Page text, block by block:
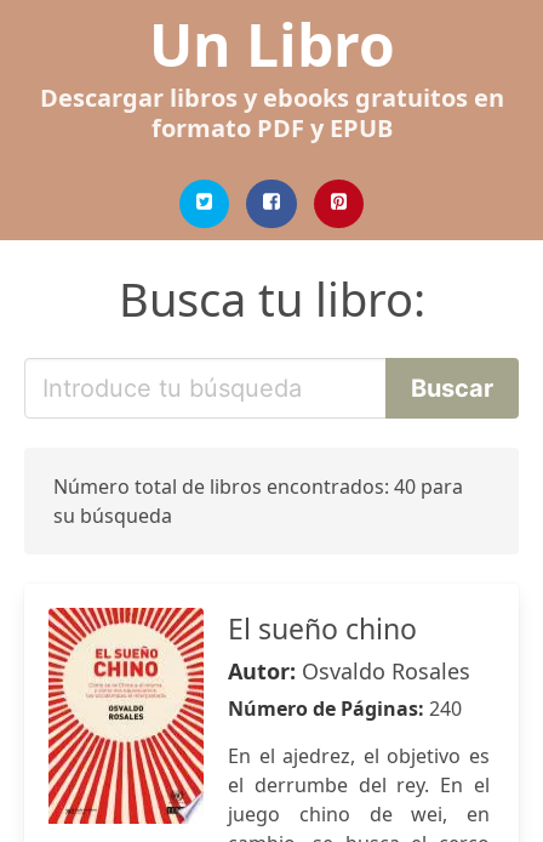
Un Libro
Descargar libros y ebooks gratuitos en
formato PDF y EPUB
Busca tu libro:
Número total de libros encontrados: 40 para
su búsqueda
El sueño chino
Autor: Osvaldo Rosales
Número de Páginas: 240
En el ajedrez, el objetivo es
el derrumbe del rey. En el
juego chino de wei, en